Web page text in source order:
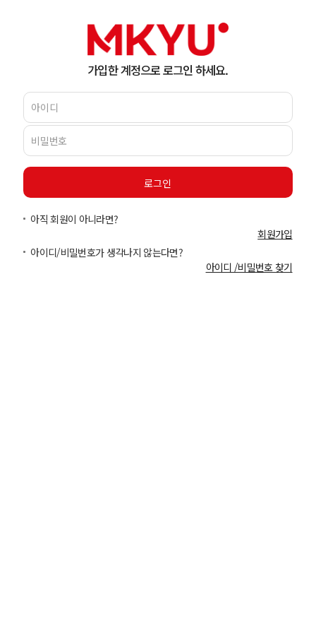
가입한 계정으로 로그인 하세요.
아직 회원이 아니라면?
회원가입
아이디/비밀번호가 생각나지 않는다면?
아이디 /비밀번호 찾기